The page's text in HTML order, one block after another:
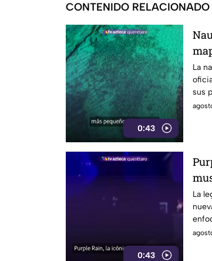
CONTENIDO RELACIONADO
0:43
La
sus
0:43
La